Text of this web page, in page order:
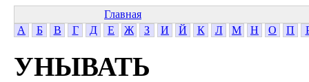
Главная
А
Б В Г Д Е Ж З И Й К Л М Н О П
УНЫВАТЬ